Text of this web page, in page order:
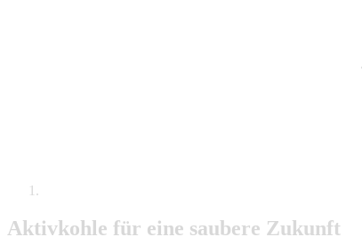
Aktivkohle für eine saubere Zukunft